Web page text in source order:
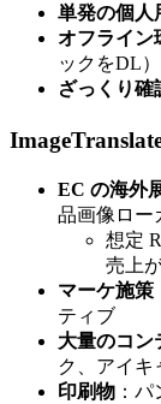
単発の個人
オフライン
ックをDL）
ざっくり確
EC の海外
品画像ロー
想定
売上
マーケ施策
ティブ
大量のコン
ク、アイキ
印刷物 ：